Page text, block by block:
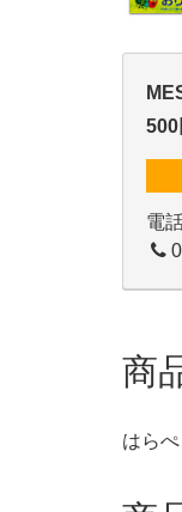
500
電
商
はら